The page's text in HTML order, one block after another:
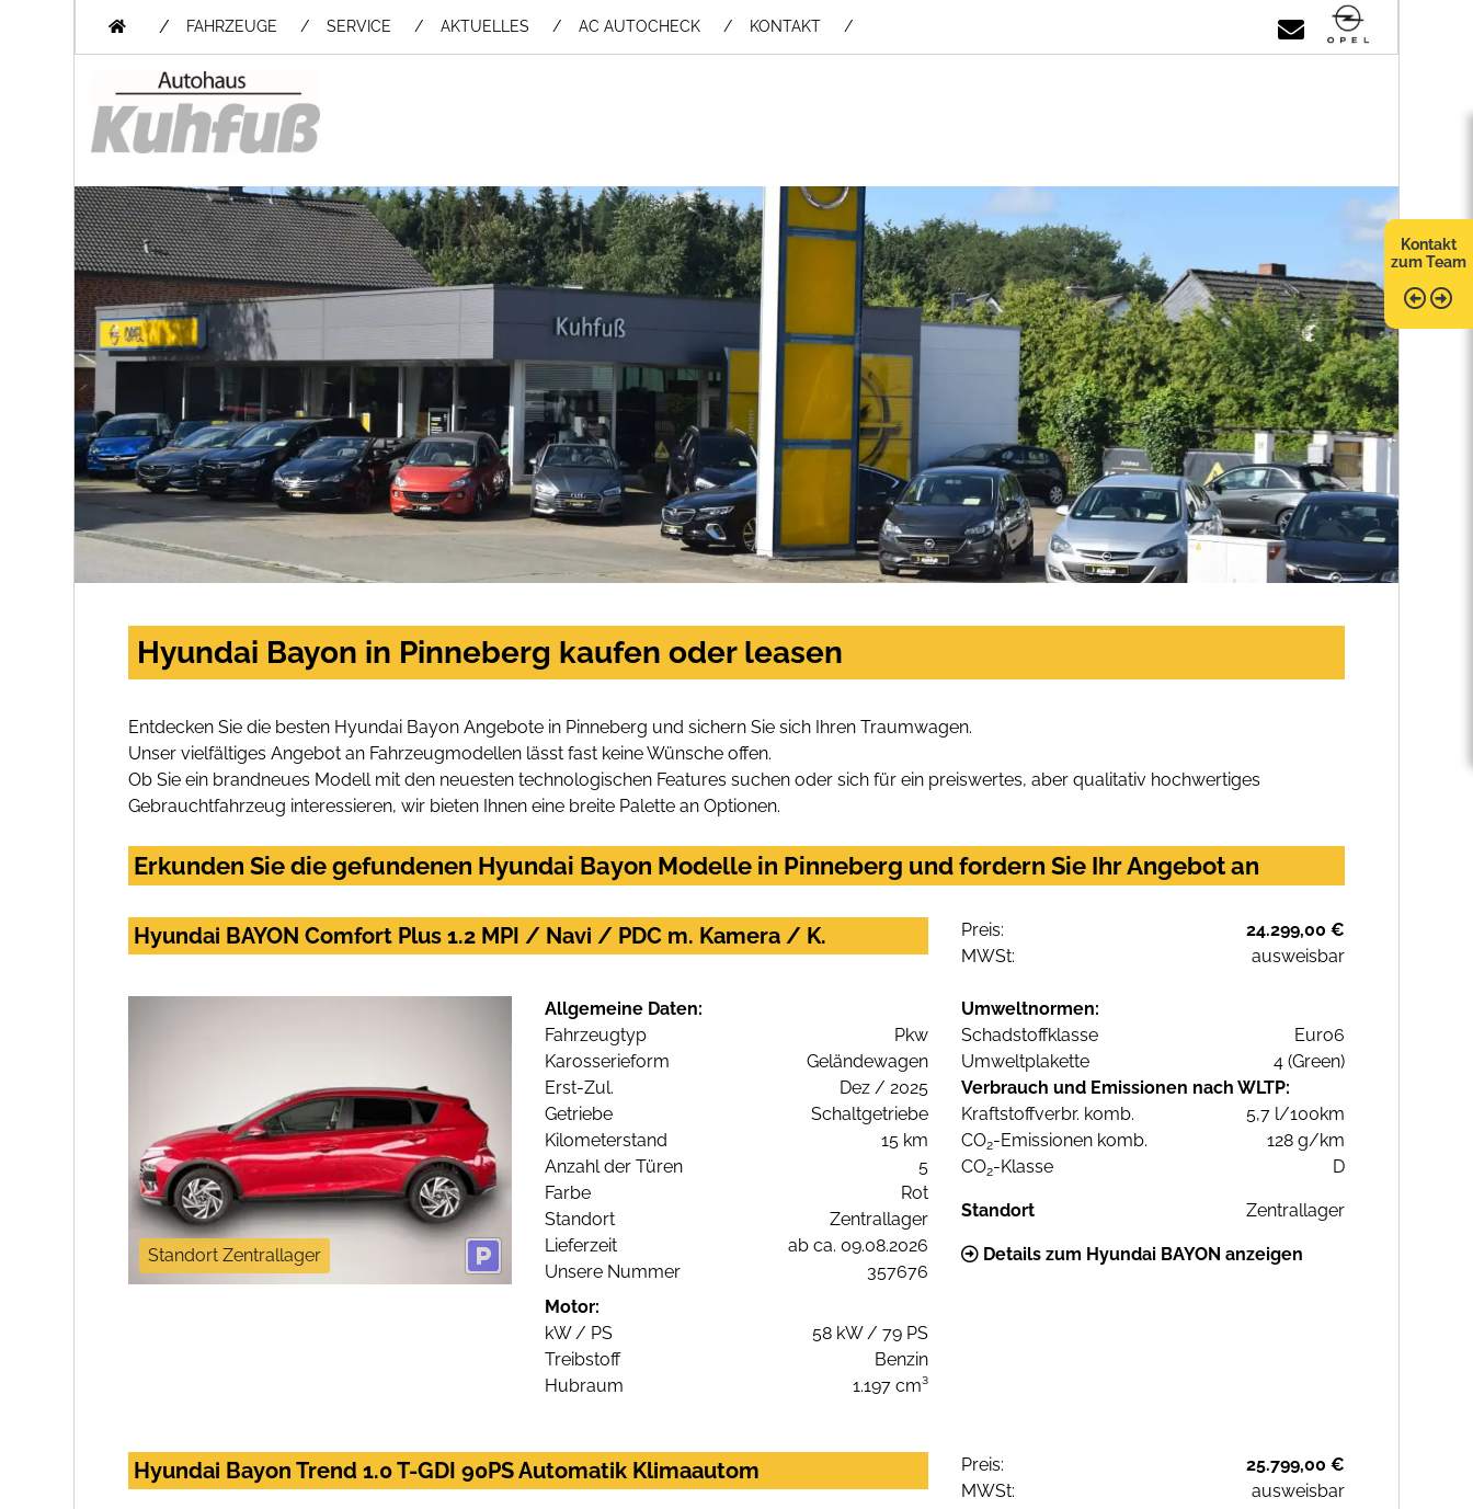
/ FAHRZEUGE SERVICE AKTUELLES AC AUTOCHECK KONTAKT
Kontakt
zum Team
Hyundai Bayon in Pinneberg kaufen oder leasen
Entdecken Sie die besten Hyundai Bayon Angebote in Pinneberg und sichern Sie sich Ihren Traumwagen.
Unser vielfältiges Angebot an Fahrzeugmodellen lässt fast keine Wünsche offen.
Ob Sie ein brandneues Modell mit den neuesten technologischen Features suchen oder sich für ein preiswertes, aber qualitativ hochwertiges
Gebrauchtfahrzeug interessieren, wir bieten Ihnen eine breite Palette an Optionen.
Erkunden Sie die gefundenen Hyundai Bayon Modelle in Pinneberg und fordern Sie Ihr Angebot an
Hyundai BAYON Comfort Plus 1.2 MPI / Navi / PDC m. Kamera / K. Preis:
24.299,00 €
MWSt:
ausweisbar
Standort Zentrallager
Allgemeine Daten:
Fahrzeugtyp
Pkw
Karosserieform
Geländewagen
Erst-Zul.
Dez / 2025
Getriebe
Schaltgetriebe
Kilometerstand
15 km
Anzahl der Türen
5
Farbe
Rot
Standort
Zentrallager
Lieferzeit
ab ca. 09.08.2026
Unsere Nummer
357676
Motor:
kW / PS
58 kW / 79 PS
Treibstoff
Benzin
Hubraum
1.197 cm³
Umweltnormen:
Schadstoffklasse
Euro6
Umweltplakette
4 (Green)
Verbrauch und Emissionen nach WLTP:
Kraftstoffverbr. komb.
5,7 l/100km
CO2-Emissionen komb.
128 g/km
CO2-Klasse D
Standort Zentrallager
Details zum Hyundai BAYON anzeigen
Hyundai Bayon Trend 1.0 T-GDI 90PS Automatik Klimaautom Preis:
25.799,00 €
MWSt:
ausweisbar